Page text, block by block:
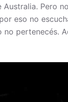
Australia. Pero
eso no
no pertenecés.